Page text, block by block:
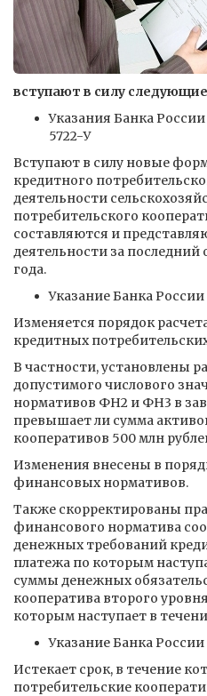
вступают в силу
Указания Банка России
5722-У
Вступают в силу новые
кредитного
деятельности
потребительского
составляются и
деятельности за
года.
Указание Банка России
Изменяется порядок
кредитных
В частности, установлены
допустимого числового
нормативов ФН2 и ФН3 в
превышает ли сумма
кооперативов 500 млн
Изменения внесены в
финансовых нормативов.
Также скорректированы
финансового норматива
денежных требований
платежа по которым
суммы денежных
кооператива второго
которым наступает в
Указание Банка России
Истекает срок, в течение
потребительские